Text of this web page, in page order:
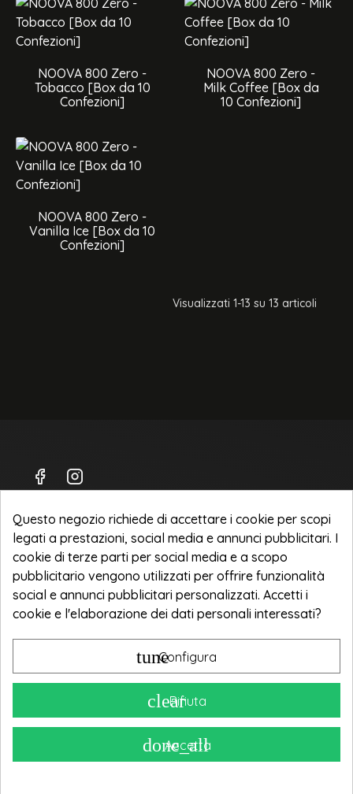
NOOVA 800 Zero -
Tobacco [Box da 10
Confezioni]
NOOVA 800 Zero -
Milk Coffee [Box da
10 Confezioni]
NOOVA 800 Zero -
Vanilla Ice [Box da 10
Confezioni]
Visualizzati 1-13 su 13 articoli
Spedizioni
Privacy Policy
Termini e condizioni d'uso
NOOVA ITALIA Srl
Corso Sempione 240
21052 Busto Arsizio [VA]
P. IVA 03961500125
TEL +39 351 625 2162
info@noovaitaliab2b.it
Questo negozio richiede di accettare i cookie per scopi
legati a prestazioni, social media e annunci pubblicitari. I
cookie di terze parti per social media e a scopo
pubblicitario vengono utilizzati per offrire funzionalità
social e annunci pubblicitari personalizzati. Accetti i
cookie e l'elaborazione dei dati personali interessati?
tuneConfigura
clearRifiuta
done_all
Accetta